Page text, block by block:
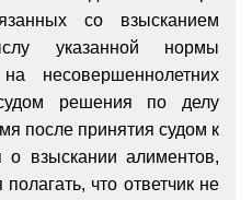
со взысканием
указанной нормы
несовершеннолетних
решения по делу
после принятия судом к
о взыскании алиментов,
что ответчик не